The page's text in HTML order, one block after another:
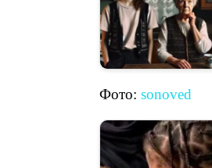
Фото: sonoved